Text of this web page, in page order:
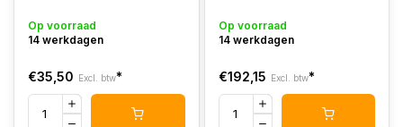
Op voorraad
14 werkdagen
€35,50 Excl. btw*
Op voorraad
14 werkdagen
€192,15 Excl. btw*